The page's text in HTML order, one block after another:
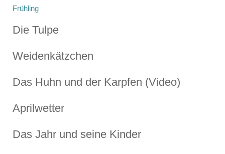
Frühling
Die Tulpe
Weidenkätzchen
Das Huhn und der Karpfen (Video)
Aprilwetter
Das Jahr und seine Kinder